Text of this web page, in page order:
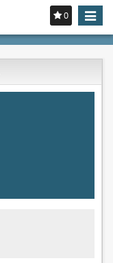
0
Toggle